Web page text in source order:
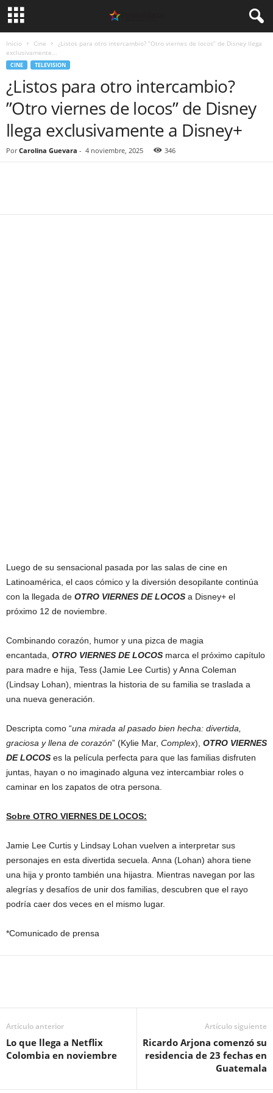
Inicio Cine
¿Listos para otro intercambio? ”Otro viernes de locos” de Disney llega
exclusivamente...
CINE TELEVISION
¿Listos para otro intercambio?
”Otro viernes de locos” de Disney
llega exclusivamente a Disney+
Por Carolina Guevara - 4 noviembre, 2025 346
Luego de su sensacional pasada por las salas de cine en
Latinoamérica, el caos cómico y la diversión desopilante continúa
con la llegada de OTRO VIERNES DE LOCOS a Disney+ el
próximo 12 de noviembre.
Combinando corazón, humor y una pizca de magia
encantada, OTRO VIERNES DE LOCOS marca el próximo capítulo
para madre e hija, Tess (Jamie Lee Curtis) y Anna Coleman
(Lindsay Lohan), mientras la historia de su familia se traslada a
una nueva generación.
Descripta como “una mirada al pasado bien hecha: divertida,
graciosa y llena de corazón” (Kylie Mar, Complex), OTRO VIERNES
DE LOCOS es la película perfecta para que las familias disfruten
juntas, hayan o no imaginado alguna vez intercambiar roles o
caminar en los zapatos de otra persona.
Sobre OTRO VIERNES DE LOCOS:
Jamie Lee Curtis y Lindsay Lohan vuelven a interpretar sus
personajes en esta divertida secuela. Anna (Lohan) ahora tiene
una hija y pronto también una hijastra. Mientras navegan por las
alegrías y desafíos de unir dos familias, descubren que el rayo
podría caer dos veces en el mismo lugar.
*Comunicado de prensa
Artículo anterior
Lo que llega a Netflix
Colombia en noviembre
Artículo siguiente
Ricardo Arjona comenzó su
residencia de 23 fechas en
Guatemala